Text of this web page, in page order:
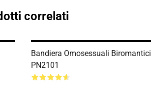
correlati
Bandiera Omosessuali Biromantici
PN2101